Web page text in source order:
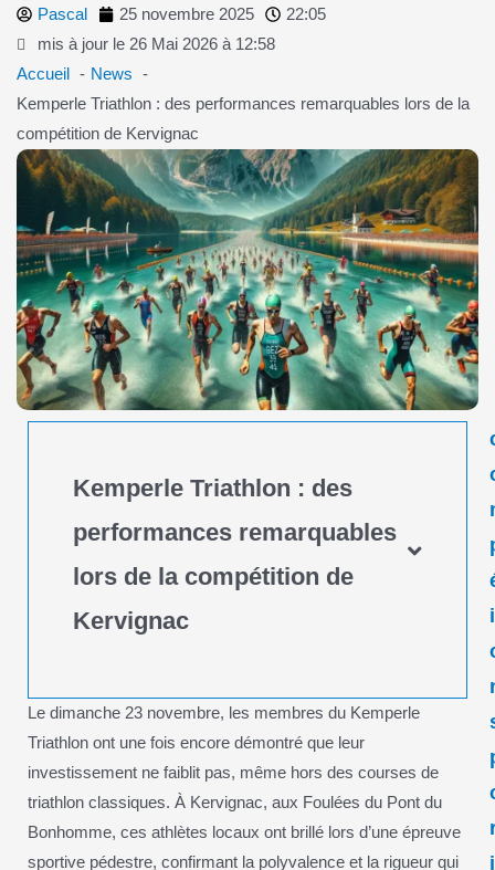
Pascal 25 novembre 2025
22:05
mis à jour le 26 Mai 2026 à 12:58
Accueil
News
Kemperle Triathlon : des performances remarquables lors de la
compétition de Kervignac
Kemperle Triathlon : des
performances remarquables
lors de la compétition de
Kervignac
Le dimanche 23 novembre, les membres du Kemperle
Triathlon ont une fois encore démontré que leur
investissement ne faiblit pas, même hors des courses de
triathlon classiques. À Kervignac, aux Foulées du Pont du
Bonhomme, ces athlètes locaux ont brillé lors d’une épreuve
sportive pédestre, confirmant la polyvalence et la rigueur qui